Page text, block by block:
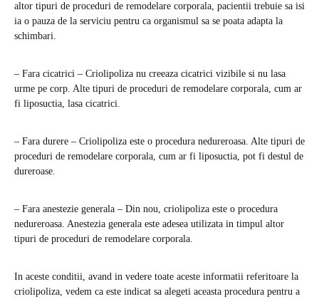
altor tipuri de proceduri de remodelare corporala, pacientii trebuie sa isi
ia o pauza de la serviciu pentru ca organismul sa se poata adapta la
schimbari.
– Fara cicatrici – Criolipoliza nu creeaza cicatrici vizibile si nu lasa
urme pe corp. Alte tipuri de proceduri de remodelare corporala, cum ar
fi liposuctia, lasa cicatrici.
– Fara durere – Criolipoliza este o procedura nedureroasa. Alte tipuri de
proceduri de remodelare corporala, cum ar fi liposuctia, pot fi destul de
dureroase.
– Fara anestezie generala – Din nou, criolipoliza este o procedura
nedureroasa. Anestezia generala este adesea utilizata in timpul altor
tipuri de proceduri de remodelare corporala.
In aceste conditii, avand in vedere toate aceste informatii referitoare la
criolipoliza, vedem ca este indicat sa alegeti aceasta procedura pentru a